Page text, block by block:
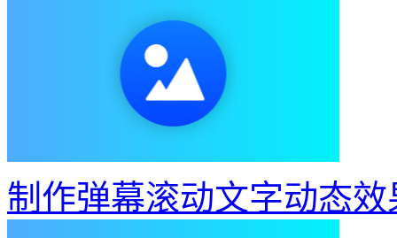
制作弹幕滚动文字动态效